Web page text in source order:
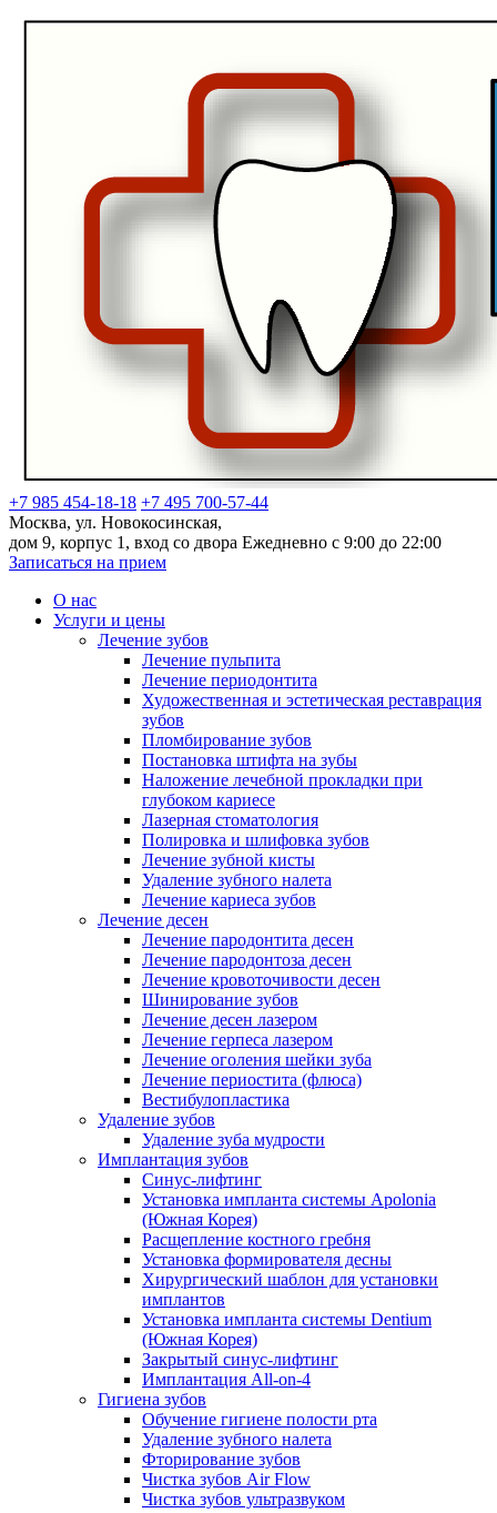
+7 985 454-18-18 +7 495 700-57-44
Москва, ул. Новокосинская,
дом 9, корпус 1, вход со двора Ежедневно с 9:00 до 22:00
Записаться на прием
О нас
Услуги и цены
Лечение зубов
Лечение пульпита
Лечение периодонтита
Художественная и эстетическая реставрация
зубов
Пломбирование зубов
Постановка штифта на зубы
Наложение лечебной прокладки при
глубоком кариесе
Лазерная стоматология
Полировка и шлифовка зубов
Лечение зубной кисты
Удаление зубного налета
Лечение кариеса зубов
Лечение десен
Лечение пародонтита десен
Лечение пародонтоза десен
Лечение кровоточивости десен
Шинирование зубов
Лечение десен лазером
Лечение герпеса лазером
Лечение оголения шейки зуба
Лечение периостита (флюса)
Вестибулопластика
Удаление зубов
Удаление зуба мудрости
Имплантация зубов
Синус-лифтинг
Установка импланта системы Apolonia
(Южная Корея)
Расщепление костного гребня
Установка формирователя десны
Хирургический шаблон для установки
имплантов
Установка импланта системы Dentium
(Южная Корея)
Закрытый синус-лифтинг
Имплантация All-on-4
Гигиена зубов
Обучение гигиене полости рта
Удаление зубного налета
Фторирование зубов
Чистка зубов Air Flow
Чистка зубов ультразвуком